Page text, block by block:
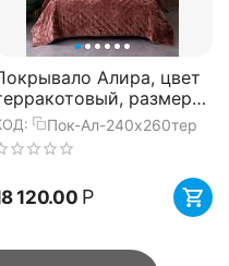
Алира, цвет
размер
Sofi de Marko
Пок-Ал-240x260тер
120.00 Р